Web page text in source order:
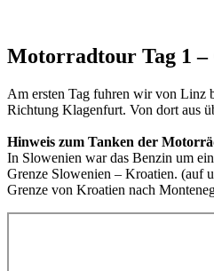
Motorradtour Tag 1
Am ersten Tag fuhren wir von Linz
Richtung Klagenfurt. Von dort aus
Hinweis zum Tanken der
In Slowenien war das Benzin um
Grenze Slowenien – Kroatien. (auf
Grenze von Kroatien nach